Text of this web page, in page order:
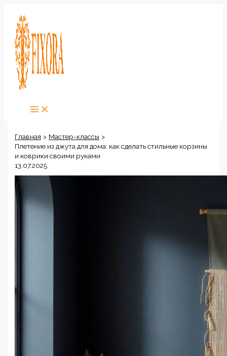
содержимому
Главная
Мастер-классы
Плетение из джута для дома: как сделать стильные корзины
и коврики своими руками
13.07.2025